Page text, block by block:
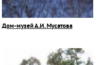
Дом-музей А.И. Мусатова